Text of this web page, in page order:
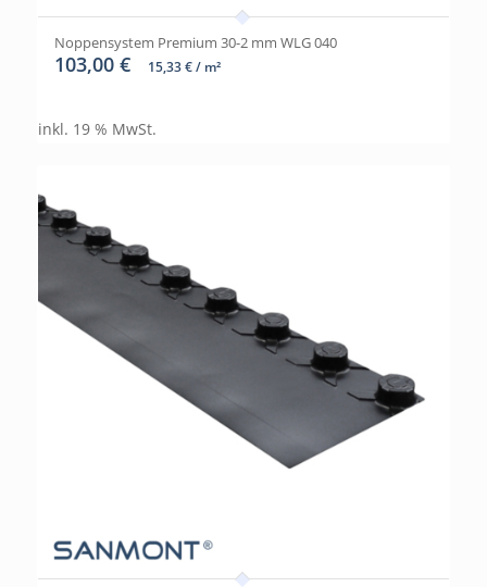
Noppensystem Premium 30-2 mm WLG 040
103,00 € 15,33€/ m²
inkl. 19 % MwSt.